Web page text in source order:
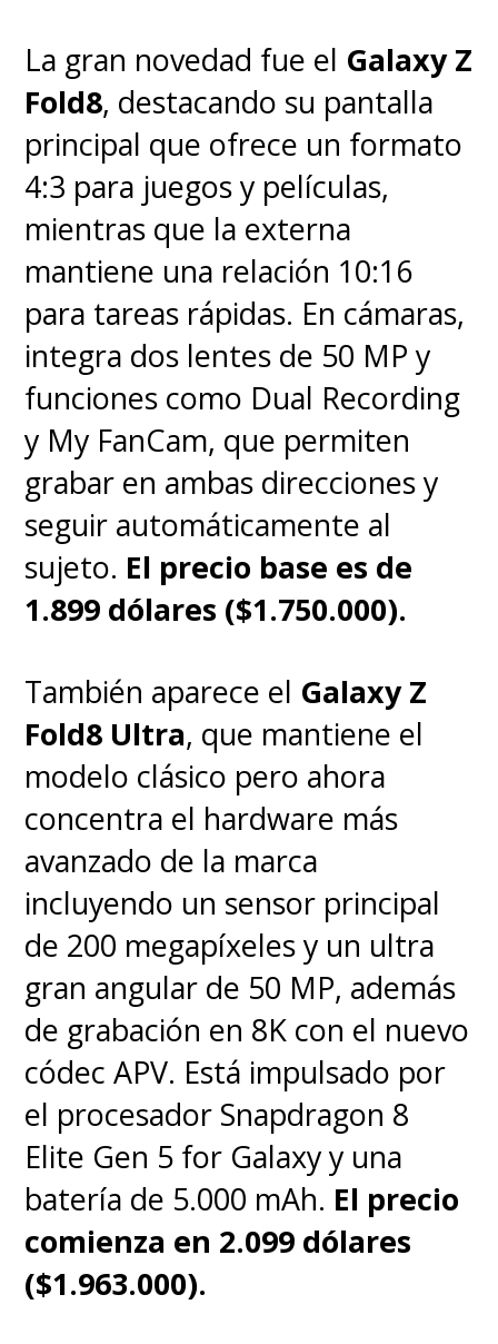
La gran novedad fue el Galaxy Z
Fold8, destacando su pantalla
principal que ofrece un formato
4:3 para juegos y películas,
mientras que la externa
mantiene una relación 10:16
para tareas rápidas. En cámaras,
integra dos lentes de 50 MP y
funciones como Dual Recording
y My FanCam, que permiten
grabar en ambas direcciones y
seguir automáticamente al
sujeto. El precio base es de
1.899 dólares ($1.750.000).
También aparece el Galaxy Z
Fold8 Ultra, que mantiene el
modelo clásico pero ahora
concentra el hardware más
avanzado de la marca
incluyendo un sensor principal
de 200 megapíxeles y un ultra
gran angular de 50 MP, además
de grabación en 8K con el nuevo
códec APV. Está impulsado por
el procesador Snapdragon 8
Elite Gen 5 for Galaxy y una
batería de 5.000 mAh. El precio
comienza en 2.099 dólares
($1.963.000).